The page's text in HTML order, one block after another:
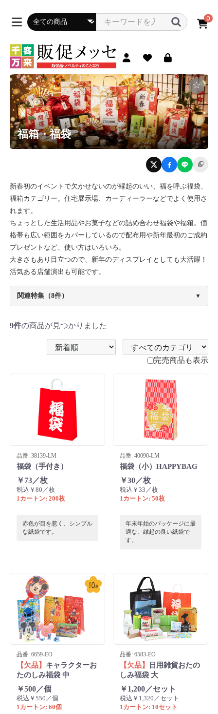
0
☆
福箱・福袋
新春初のイベントで欠かせないのが縁起のいい、福を呼ぶ福袋、
福箱カテゴリー。住宅展示場、カーディーラーなどでよく使用さ
れます。
ちょっとした生活用品やお菓子などの詰め合わせ福袋や福箱。価
格帯も広い範囲をカバーしているので配布用や新年最初のご成約
プレゼントなど、使い方はいろいろ。
大きさもあり目立つので、新年のディスプレイとしても大活躍！
活気ある店舗演出も可能です。
関連特集（8件） ▼
9件の商品が見つかりました
完売商品も表示
品番: 38139-LM
福袋（手付き）
￥73／枚
税込￥80／枚
1カートン: 200枚
赤色が目を惹く、シンプル
な紙袋です。
品番: 40090-LM
福袋（小）HAPPYBAG
￥30／枚
税込￥33／枚
1カートン: 50枚
年末年始のパッケージに最
適な、縁起の良い紙袋で
す。
品番: 6659-EO
【欠品】 キャラクターお
たのしみ福袋 中
￥500／個
税込￥550／個
1カートン: 60個
品番: 6583-EO
【欠品】
日用雑貨おたの
しみ福袋 大
￥1,200／セット
税込￥1,320／セット
1カートン: 10セット